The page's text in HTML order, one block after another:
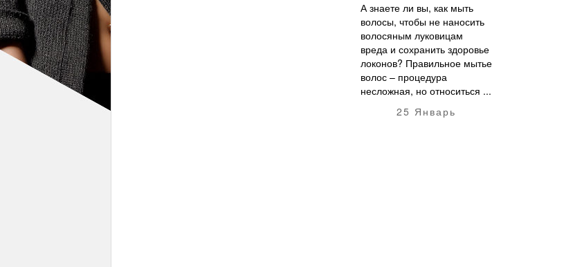
А знаете ли вы, как мыть
волосы, чтобы не наносить
волосяным луковицам
вреда и сохранить здоровье
локонов? Правильное мытье
волос – процедура
несложная, но относиться ...
25 Январь